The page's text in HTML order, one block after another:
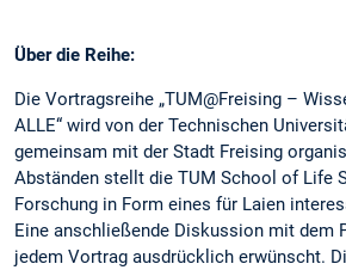
Über die Reihe:
Die Vortragsreihe „TUM@Freising –
ALLE“ wird von der Technischen
gemeinsam mit der Stadt Freising
Abständen stellt die TUM School of Life
Forschung in Form eines für Laien
Eine anschließende Diskussion mit dem
jedem Vortrag ausdrücklich erwünscht.